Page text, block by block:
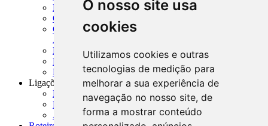
O nosso site usa
cookies
Utilizamos cookies e outras
tecnologias de medição para
melhorar a sua experiência de
navegação no nosso site, de
forma a mostrar conteúdo
MASUP - Manual de Supervisão Bancária
CADOC - Catálogo de Documentos
CNAE-CONCLA - Classificação Nacional de
Atividades Econômicas
PMF - Cartilhas do BCB
Manuais Auxiliares do BCB e Cosif-e
Resenhas Diárias Governamentais
Ligações Externas
Links Úteis
Presidência da República
Agências Nacionais Reguladoras